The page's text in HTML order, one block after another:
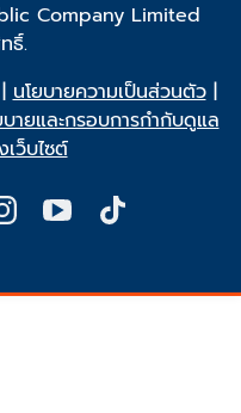
Company Limited
ธิ์.
นโยบายความเป็นส่วนตัว|
ายและกรอบการกำกับดูแล
ว็บไซต์